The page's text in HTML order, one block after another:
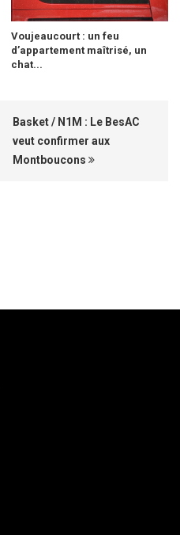
Voujeaucourt : un feu
d’appartement maîtrisé, un
chat...
Basket / N1M : Le BesAC
veut confirmer aux
Montboucons